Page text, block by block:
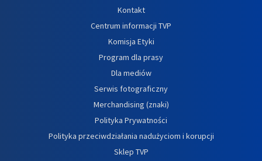
Kontakt
Centrum informacji TVP
Komisja Etyki
Program dla prasy
Dla mediów
Serwis fotograficzny
Merchandising (znaki)
Polityka Prywatności
Polityka przeciwdziałania nadużyciom i korupcji
Sklep TVP